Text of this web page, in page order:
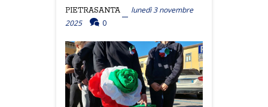
PIETRASANTA
lunedì 3 novembre
2025
0